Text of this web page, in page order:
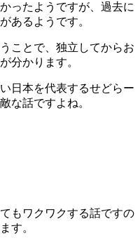
ったようですが、過去に
あるようです。
ことで、独立してからお
分かります。
日本を代表するせどらー
な話ですよね。
もワクワクする話ですの
す。